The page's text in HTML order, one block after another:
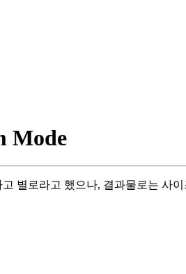
Mode
별로라고 했으나, 결과물로는 사